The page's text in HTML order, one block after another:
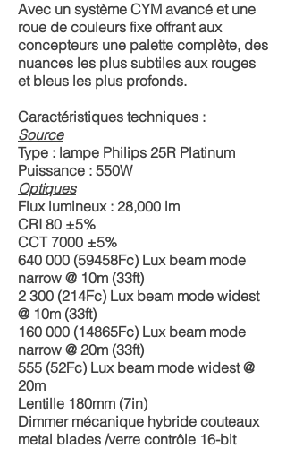
Avec un système CYM avancé et une
roue de couleurs fixe offrant aux
concepteurs une palette complète, des
nuances les plus subtiles aux rouges
et bleus les plus profonds.
Caractéristiques techniques :
Source
Type : lampe Philips 25R Platinum
Puissance : 550W
Optiques
Flux lumineux : 28,000 lm
CRI 80 ±5%
CCT 7000 ±5%
640 000 (59458Fc) Lux beam mode
narrow @ 10m (33ft)
2 300 (214Fc) Lux beam mode widest
@ 10m (33ft)
160 000 (14865Fc) Lux beam mode
narrow @ 20m (33ft)
555 (52Fc) Lux beam mode widest @
20m
Lentille 180mm (7in)
Dimmer mécanique hybride couteaux
metal blades /verre contrôle 16-bit